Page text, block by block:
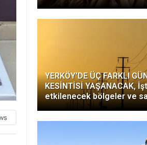
YERKÖY’DE ÜÇ FARKLI
KESİNTİSİ YAŞANACAK,
etkilenecek bölgeler ve